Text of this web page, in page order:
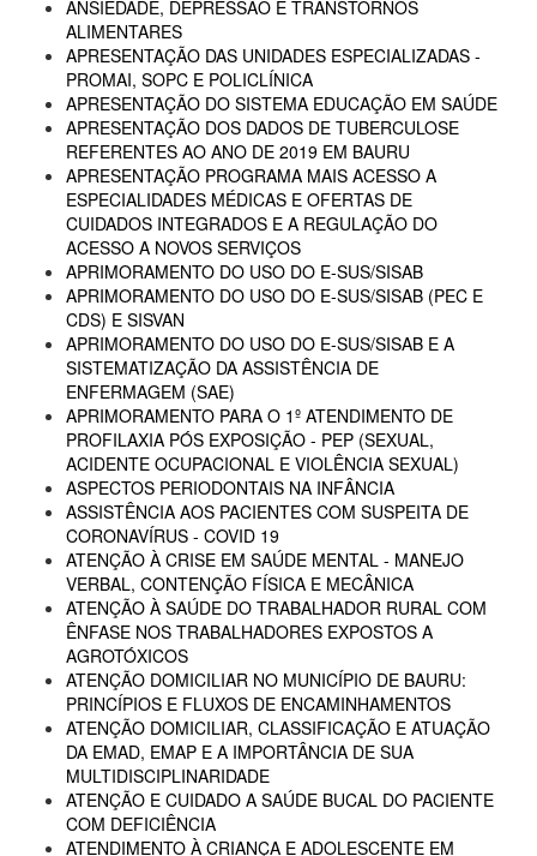
ANSIEDADE, DEPRESSÃO E TRANSTORNOS
ALIMENTARES
APRESENTAÇÃO DAS UNIDADES ESPECIALIZADAS -
PROMAI, SOPC E POLICLÍNICA
APRESENTAÇÃO DO SISTEMA EDUCAÇÃO EM SAÚDE
APRESENTAÇÃO DOS DADOS DE TUBERCULOSE
REFERENTES AO ANO DE 2019 EM BAURU
APRESENTAÇÃO PROGRAMA MAIS ACESSO A
ESPECIALIDADES MÉDICAS E OFERTAS DE
CUIDADOS INTEGRADOS E A REGULAÇÃO DO
ACESSO A NOVOS SERVIÇOS
APRIMORAMENTO DO USO DO E-SUS/SISAB
APRIMORAMENTO DO USO DO E-SUS/SISAB (PEC E
CDS) E SISVAN
APRIMORAMENTO DO USO DO E-SUS/SISAB E A
SISTEMATIZAÇÃO DA ASSISTÊNCIA DE
ENFERMAGEM (SAE)
APRIMORAMENTO PARA O 1º ATENDIMENTO DE
PROFILAXIA PÓS EXPOSIÇÃO - PEP (SEXUAL,
ACIDENTE OCUPACIONAL E VIOLÊNCIA SEXUAL)
ASPECTOS PERIODONTAIS NA INFÂNCIA
ASSISTÊNCIA AOS PACIENTES COM SUSPEITA DE
CORONAVÍRUS - COVID 19
ATENÇÃO À CRISE EM SAÚDE MENTAL - MANEJO
VERBAL, CONTENÇÃO FÍSICA E MECÂNICA
ATENÇÃO À SAÚDE DO TRABALHADOR RURAL COM
ÊNFASE NOS TRABALHADORES EXPOSTOS A
AGROTÓXICOS
ATENÇÃO DOMICILIAR NO MUNICÍPIO DE BAURU:
PRINCÍPIOS E FLUXOS DE ENCAMINHAMENTOS
ATENÇÃO DOMICILIAR, CLASSIFICAÇÃO E ATUAÇÃO
DA EMAD, EMAP E A IMPORTÂNCIA DE SUA
MULTIDISCIPLINARIDADE
ATENÇÃO E CUIDADO A SAÚDE BUCAL DO PACIENTE
COM DEFICIÊNCIA
ATENDIMENTO À CRIANÇA E ADOLESCENTE EM